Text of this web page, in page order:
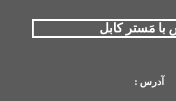
با مَستر کابل
آدرس :